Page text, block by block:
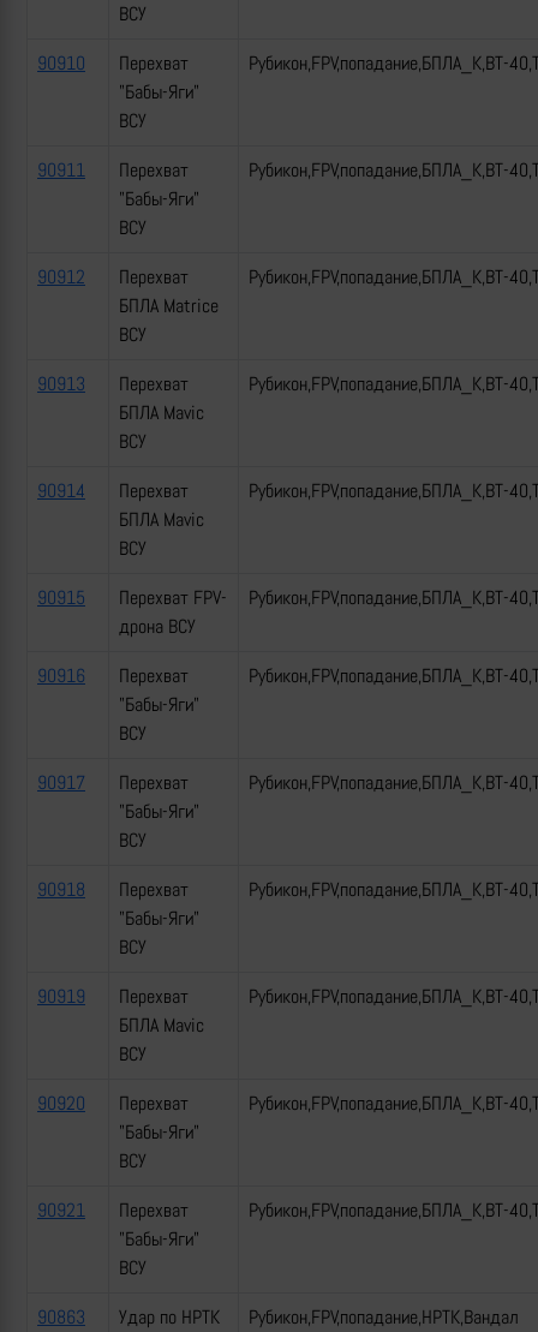
ВСУ
90910
Перехват
"Бабы-Яги"
ВСУ
Рубикон,FPV,попадание,БПЛА_К,ВТ-
90911
Перехват
"Бабы-Яги"
ВСУ
Рубикон,FPV,попадание,БПЛА_К,ВТ-
90912
Перехват
БПЛА Matrice
ВСУ
Рубикон,FPV,попадание,БПЛА_К,ВТ-
90913
Перехват
БПЛА Mavic
ВСУ
Рубикон,FPV,попадание,БПЛА_К,ВТ-
90914
Перехват
БПЛА Mavic
ВСУ
Рубикон,FPV,попадание,БПЛА_К,ВТ-
90915
Перехват FPV-
дрона ВСУ
Рубикон,FPV,попадание,БПЛА_К,ВТ-
90916
Перехват
"Бабы-Яги"
ВСУ
Рубикон,FPV,попадание,БПЛА_К,ВТ-
90917
Перехват
"Бабы-Яги"
ВСУ
Рубикон,FPV,попадание,БПЛА_К,ВТ-
90918
Перехват
"Бабы-Яги"
ВСУ
Рубикон,FPV,попадание,БПЛА_К,ВТ-
90919
Перехват
БПЛА Mavic
ВСУ
Рубикон,FPV,попадание,БПЛА_К,ВТ-
90920
Перехват
"Бабы-Яги"
ВСУ
Рубикон,FPV,попадание,БПЛА_К,ВТ-
90921
Перехват
"Бабы-Яги"
ВСУ
Рубикон,FPV,попадание,БПЛА_К,ВТ-
90863
Удар по НРТК
Рубикон,FPV,попадание,НРТК,Вандал